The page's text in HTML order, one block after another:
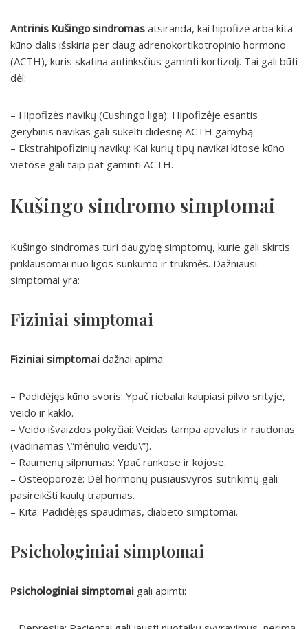
Antrinis Kušingo sindromas atsiranda, kai hipofizė arba kita
kūno dalis išskiria per daug adrenokortikotropinio hormono
(ACTH), kuris skatina antinksčius gaminti kortizolį. Tai gali būti
dėl:
– Hipofizės navikų (Cushingo liga): Hipofizėje esantis
gerybinis navikas gali sukelti didesnę ACTH gamybą.
– Ekstrahipofizinių navikų: Kai kurių tipų navikai kitose kūno
vietose gali taip pat gaminti ACTH.
Kušingo sindromo simptomai
Kušingo sindromas turi daugybę simptomų, kurie gali skirtis
priklausomai nuo ligos sunkumo ir trukmės. Dažniausi
simptomai yra:
Fiziniai simptomai
Fiziniai simptomai dažnai apima:
– Padidėjęs kūno svoris: Ypač riebalai kaupiasi pilvo srityje,
veido ir kaklo.
– Veido išvaizdos pokyčiai: Veidas tampa apvalus ir raudonas
(vadinamas \”mėnulio veidu\”).
– Raumenų silpnumas: Ypač rankose ir kojose.
– Osteoporozė: Dėl hormonų pusiausvyros sutrikimų gali
pasireikšti kaulų trapumas.
– Kita: Padidėjęs spaudimas, diabeto simptomai.
Psichologiniai simptomai
Psichologiniai simptomai gali apimti: